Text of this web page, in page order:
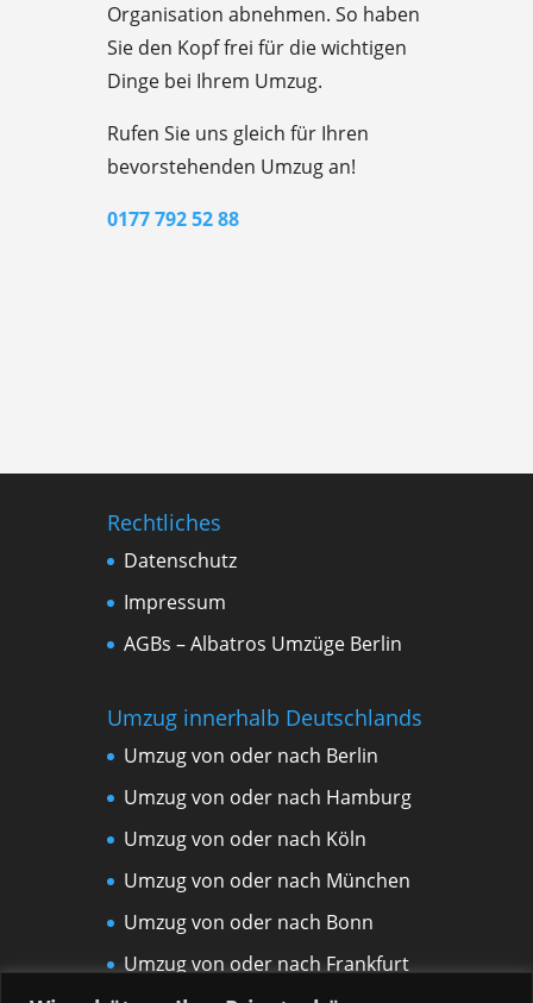
Organisation abnehmen. So haben
Sie den Kopf frei für die wichtigen
Dinge bei Ihrem Umzug.
Rufen Sie uns gleich für Ihren
bevorstehenden Umzug an!
0177 792 52 88
Rechtliches
Datenschutz
Impressum
AGBs – Albatros Umzüge Berlin
Umzug innerhalb Deutschlands
Umzug von oder nach Berlin
Umzug von oder nach Hamburg
Umzug von oder nach Köln
Umzug von oder nach München
Umzug von oder nach Bonn
Umzug von oder nach Frankfurt
am Main